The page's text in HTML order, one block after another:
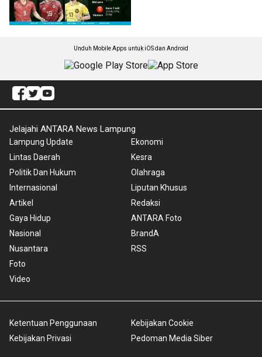
Unduh Mobile Apps untuk iOS dan Android
Jelajahi ANTARA News Lampung
Lampung Update
Lintas Daerah
Politik Dan Hukum
Internasional
Artikel
Gaya Hidup
Nasional
Nusantara
Foto
Video
Ekonomi
Kesra
Olahraga
Liputan Khusus
Redaksi
ANTARA Foto
BrandA
RSS
Ketentuan Penggunaan
Kebijakan Privasi
Kebijakan Cookie
Pedoman Media Siber